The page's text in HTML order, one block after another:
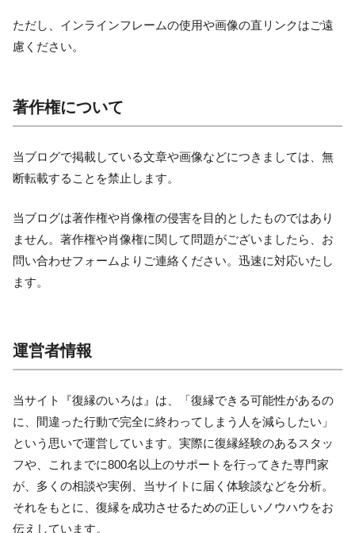
ただし、インラインフレームの使用や画像の直リンクはご遠
慮ください。
著作権について
当ブログで掲載している文章や画像などにつきましては、無
断転載することを禁止します。
当ブログは著作権や肖像権の侵害を目的としたものではあり
ません。著作権や肖像権に関して問題がございましたら、お
問い合わせフォームよりご連絡ください。迅速に対応いたし
ます。
運営者情報
当サイト『復縁のいろは』は、「復縁できる可能性があるの
に、間違った行動で完全に終わってしまう人を減らしたい」
という思いで運営しています。実際に復縁経験のあるスタッ
フや、これまでに800名以上のサポートを行ってきた専門家
が、多くの相談や実例、当サイトに届く体験談などを分析。
それをもとに、復縁を成功させるための正しいノウハウをお
伝えしています。